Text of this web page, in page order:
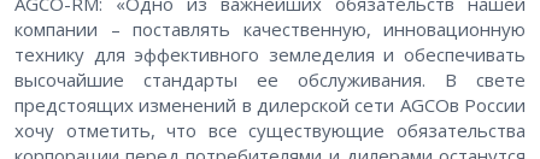
компании – поставлять качественную, инновационную
технику для эффективного земледелия и обеспечивать
высочайшие стандарты ее обслуживания. В свете
предстоящих изменений в дилерской сети AGCOв России
хочу отметить, что все существующие обязательства